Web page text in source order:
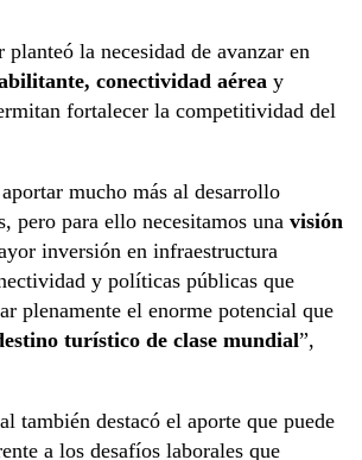
la necesidad de avanzar en
conectividad aérea y
fortalecer la competitividad del
mucho más al desarrollo
pero para ello necesitamos una visión
inversión en infraestructura
y políticas públicas que
plenamente el enorme potencial que
turístico de clase mundial”,
también destacó el aporte que puede
a los desafíos laborales que